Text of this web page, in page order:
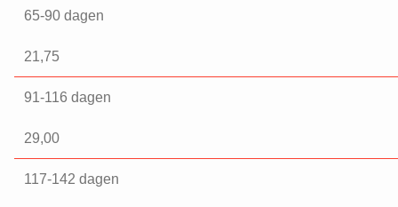
65-90 dagen
21,75
91-116 dagen
29,00
117-142 dagen